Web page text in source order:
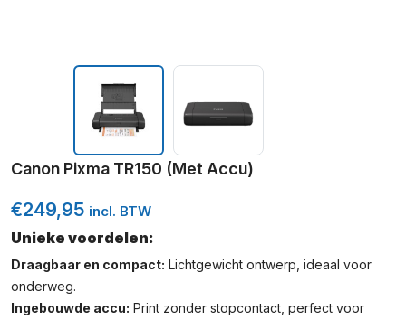
Canon Pixma TR150 (Met Accu)
€249,95 incl. BTW
Unieke voordelen:
Draagbaar en compact: Lichtgewicht ontwerp, ideaal voor
onderweg.
Ingebouwde accu: Print zonder stopcontact, perfect voor